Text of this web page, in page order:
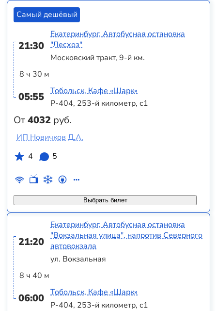
Самый дешёвый
21:30
8 ч 30 м
05:55
От4032 руб.
Екатеринбург, Автобусная остановка
"Лесхоз"
Московский тракт, 9-й км.
Тобольск, Кафе «Шарк»
Р-404, 253-й километр, с1
Выбрать билет
ИП Новичков Д.А.
4
5
21:20
8 ч 40 м
06:00
Екатеринбург, Автобусная остановка
"Вокзальная улица", напротив Северного
автовокзала
ул. Вокзальная
Тобольск, Кафе «Шарк»
Р-404, 253-й километр, с1